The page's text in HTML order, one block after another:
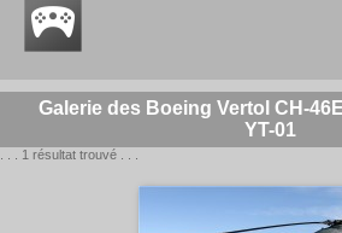
Galerie des Boeing Vertol CH-
YT-01
. . . 1 résultat trouvé . . .